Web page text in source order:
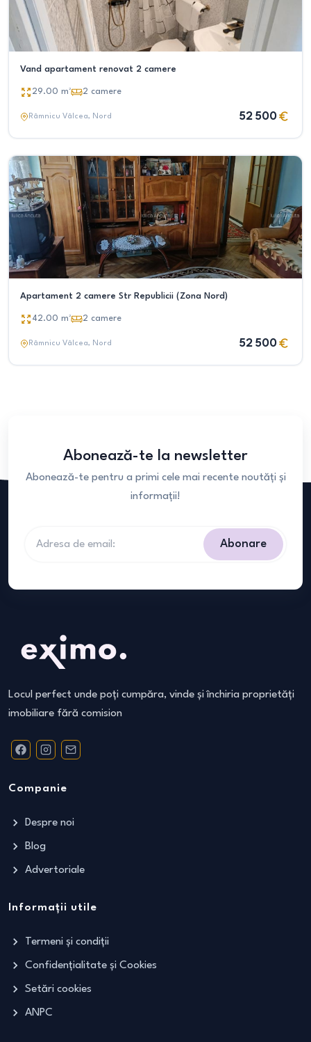
Vand apartament renovat 2 camere
29.00 m² 2 camere
Râmnicu Vâlcea, Nord 52 500
Apartament 2 camere Str Republicii (Zona Nord)
42.00 m² 2 camere
Râmnicu Vâlcea, Nord 52 500
Abonează-te la newsletter
Abonează-te pentru a primi cele mai recente noutăți și
informații!
Abonare
Locul perfect unde poți cumpăra, vinde și închiria proprietăți
imobiliare fără comision
Companie
Despre noi
Blog
Advertoriale
Informații utile
Termeni și condiții
Confidențialitate și Cookies
Setări cookies
ANPC